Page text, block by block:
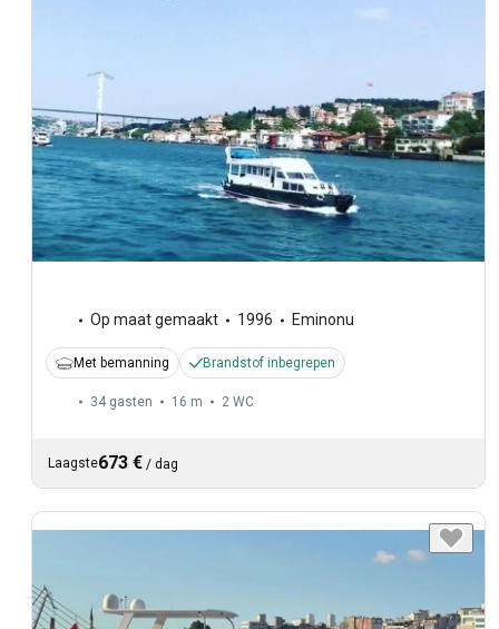
Op maat gemaakt 1996 Eminonu
Met bemanning Brandstof inbegrepen
34 gasten 16 m 2 WC
Laagste673 € / dag